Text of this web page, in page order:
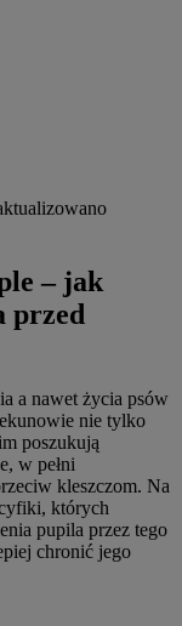
– jak
przed
a nawet życia psów
nie tylko
poszukują
w pełni
kleszczom. Na
których
pupila przez tego
chronić jego